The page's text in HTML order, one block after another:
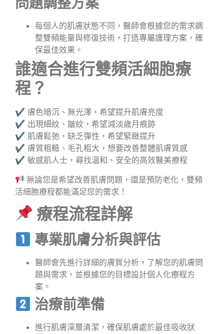
每個人的肌膚狀態不同，醫師會根據您的需求調
整雙頻能量與修復技術，打造專屬護理方案，確
保最佳效果。
誰適合進行雙頻活細胞療
程？
✔ 膚色暗沉、無光澤，希望提升肌膚亮度
✔ 出現細紋、皺紋，希望減淡歲月痕跡
✔ 肌膚鬆弛，缺乏彈性，希望緊緻提升
✔ 膚質粗糙、毛孔粗大，想要改善整體肌膚質感
✔ 敏感肌人士，尋找溫和、安全的高效醫美療程
無論您是希望改善肌膚問題，還是預防老化，雙頻
活細胞療程都能滿足您的需求！
療程流程詳解
專業肌膚分析與評估
醫師會先進行詳細的膚質分析，了解您的肌膚問
題與需求，並根據您的目標設計個人化療程方
案。
治療前準備
進行肌膚深層清潔，確保肌膚處於最佳吸收狀